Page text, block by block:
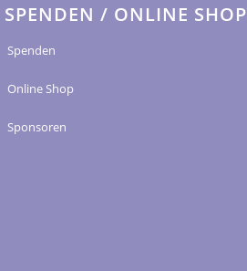
SPENDEN / ONLINE SHOP
Spenden
Online Shop
Sponsoren